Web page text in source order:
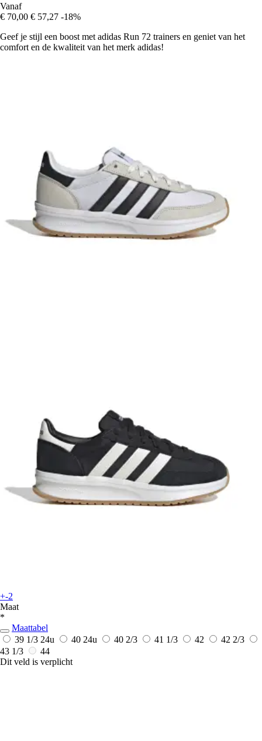
Vanaf
€ 70,00 € 57,27 -18%
Geef je stijl een boost met adidas Run 72 trainers en geniet van het
comfort en de kwaliteit van het merk adidas!
+-2
Maat
*
Maattabel
39 1/3 24u 40 24u 40 2/3 41 1/3 42
42 2/3
43 1/3
44
Dit veld is verplicht